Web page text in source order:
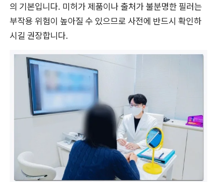
의 기본입니다. 미허가 제품이나 출처가 불분명한 필러는
부작용 위험이 높아질 수 있으므로 사전에 반드시 확인하
시길 권장합니다.